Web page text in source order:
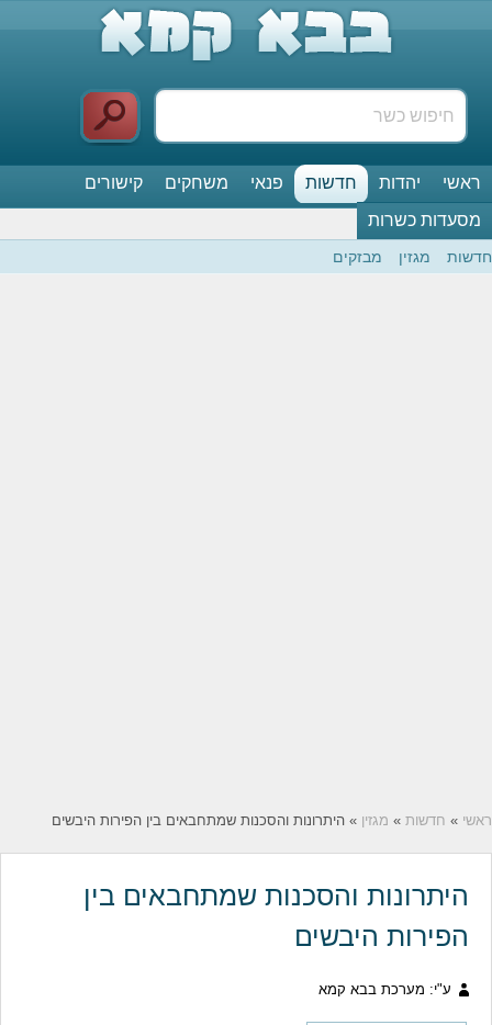
ראשי יהדות חדשות פנאי משחקים
קישורים
מסעדות כשרות
חדשות מגזין מבזקים
ראשי » חדשות » מגזין » היתרונות והסכנות שמתחבאים בין הפירות היבשים
היתרונות והסכנות שמתחבאים בין
הפירות היבשים
ע"י: מערכת בבא קמא